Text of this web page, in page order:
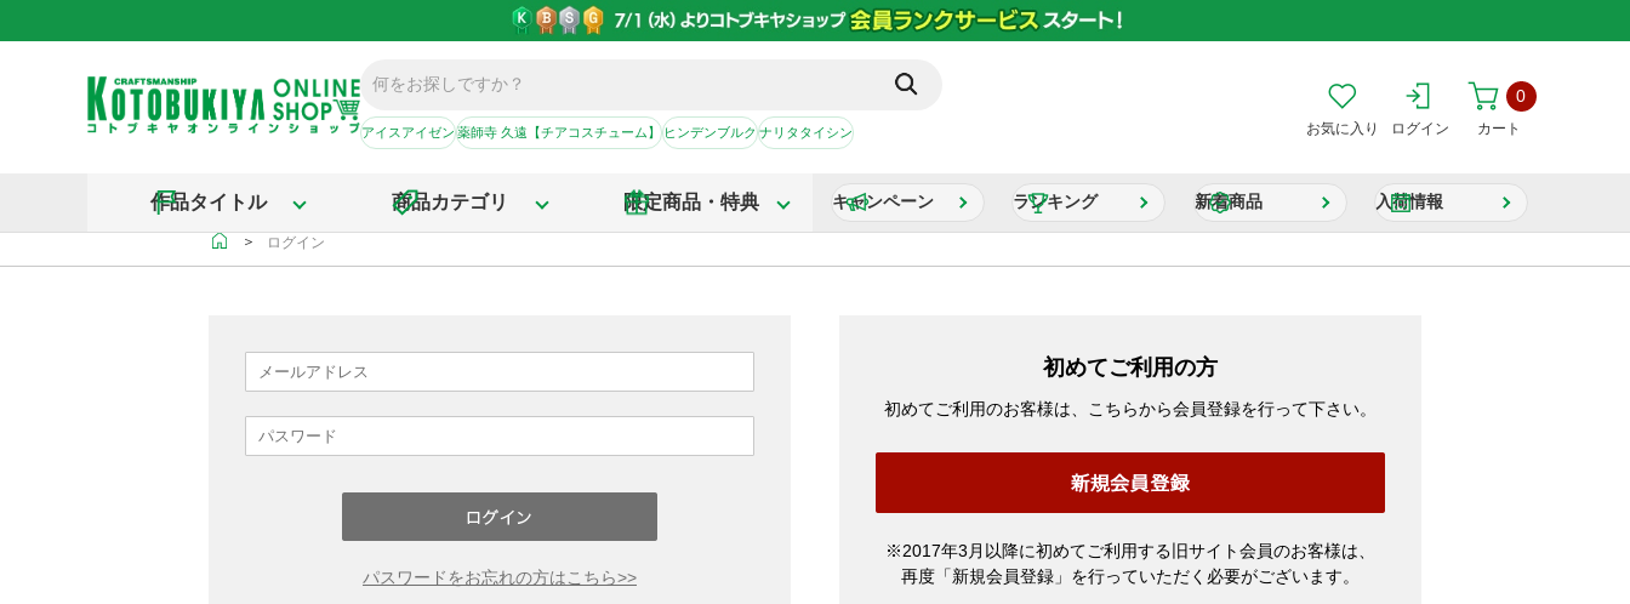
アイスアイゼン薬師寺 久遠【チアコスチューム】ヒンデンブルクナリタタイシン お気に入り ログイン カート
0
作品タイトル 商品カテゴリ 限定商品・特典 キャンペーン ランキング 新着商品 入荷情報
＞ ログイン
パスワードをお忘れの方はこちら>>
初めてご利用の方
初めてご利用のお客様は、こちらから会員登録を行って下さい。
※2017年3月以降に初めてご利用する旧サイト会員のお客様は、
再度「新規会員登録」を行っていただく必要がございます。